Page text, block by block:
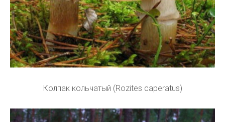
Колпак кольчатый (Rozites caperatus)